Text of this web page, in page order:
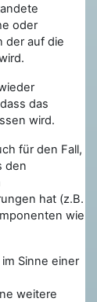
oder
der auf die
das
wird.
für den Fall,
den
hat (z.B.
wie
Sinne einer
weitere